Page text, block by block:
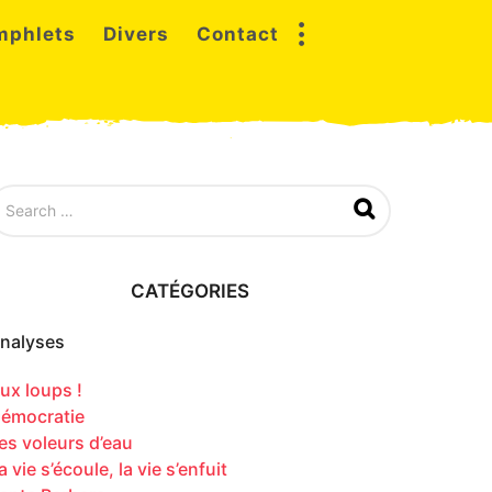
Divers Contact
CATÉGORIES
loups !
voleurs d’eau
vie s’écoule, la vie s’enfuit